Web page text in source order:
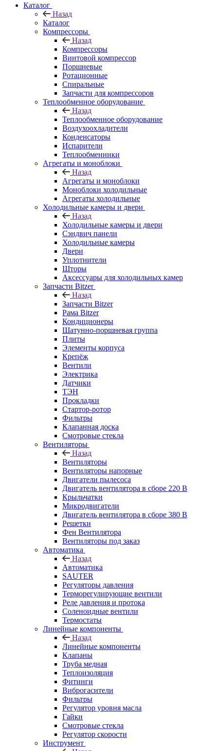
Каталог
Назад
Каталог
Компрессоры
Назад
Компрессоры
Винтовой компрессор
Поршневые
Ротационные
Спиральные
Запчасти для компрессоров
Теплообменное оборудование
Назад
Теплообменное оборудование
Воздухоохладители
Конденсаторы
Испарители
Теплообменники
Агрегаты и моноблоки
Назад
Агрегаты и моноблоки
Моноблоки холодильные
Агрегаты холодильные
Холодильные камеры и двери
Назад
Холодильные камеры и двери
Сэндвич панели
Холодильные камеры
Двери
Уплотнители
Шторы
Аксессуары для холодильных камер
Запчасти Bitzer
Назад
Запчасти Bitzer
Рама Bitzer
Кондиционеры
Шатунно-поршневая группа
Плиты
Элементы корпуса
Крепёж
Вентили
Электрика
Датчики
ТЭН
Прокладки
Стартор-ротор
Фильтры
Клапанная доска
Смотровые стекла
Вентиляторы
Назад
Вентиляторы
Вентиляторы напорные
Двигатели пылесоса
Двигатель вентилятора в сборе 220 В
Крыльчатки
Микродвигатели
Двигатель вентилятора в сборе 380 В
Решетки
Фен Вентилятора
Вентиляторы под заказ
Автоматика
Назад
Автоматика
SAUTER
Регуляторы давления
Терморегулирующие вентили
Реле давления и протока
Соленоидные вентили
Термостаты
Линейные компоненты
Назад
Линейные компоненты
Клапаны
Труба медная
Теплоизоляция
Фитинги
Виброгасители
Фильтры
Регулятор уровня масла
Гайки
Смотровые стекла
Регулятор скорости
Инструмент